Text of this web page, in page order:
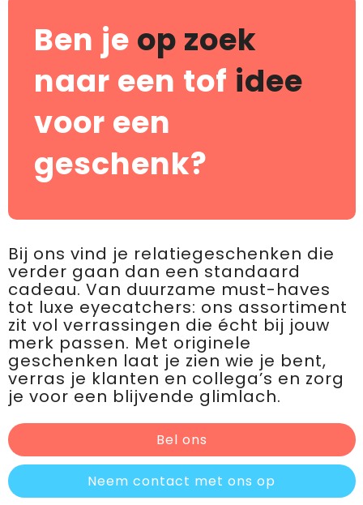
Ben je op zoek
naar een tof idee
voor een
geschenk?
Bij ons vind je relatiegeschenken die
verder gaan dan een standaard
cadeau. Van duurzame must-haves
tot luxe eyecatchers: ons assortiment
zit vol verrassingen die écht bij jouw
merk passen. Met originele
geschenken laat je zien wie je bent,
verras je klanten en collega’s en zorg
je voor een blijvende glimlach.
Bel ons
Neem contact met ons op